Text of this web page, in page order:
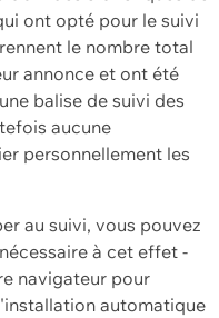
ont opté pour le suivi
le nombre total
annonce et ont été
balise de suivi des
aucune
personnellement les
au suivi, vous pouvez
à cet effet -
navigateur pour
automatique